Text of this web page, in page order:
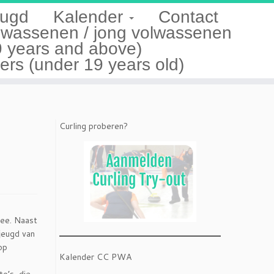
Kalender
Contact
/ jong volwassenen
years and above)
(under 19 years old)
Naast
van
Curling proberen?
Kalender CC PWA